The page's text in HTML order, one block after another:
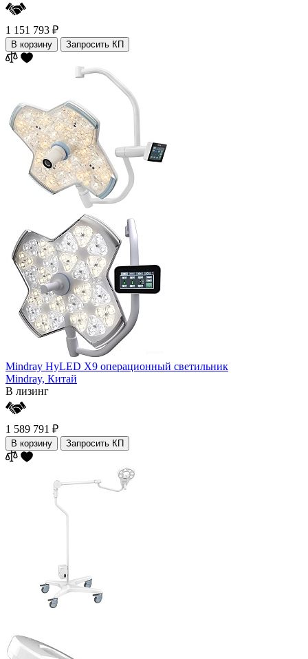
1 151 793 ₽
В корзину Запросить КП
Mindray HyLED X9 операционный светильник
Mindray, Китай
В лизинг
1 589 791 ₽
В корзину Запросить КП